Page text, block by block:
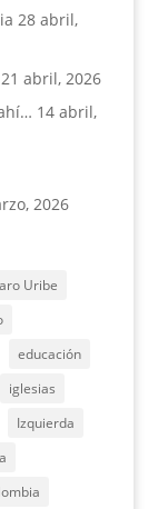
28 abril,
21 abril, 2026
14 abril,
2026
Uribe
educación
iglesias
Izquierda